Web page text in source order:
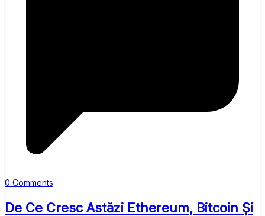
0 Comments
De Ce Cresc Astăzi Ethereum, Bitcoin Și